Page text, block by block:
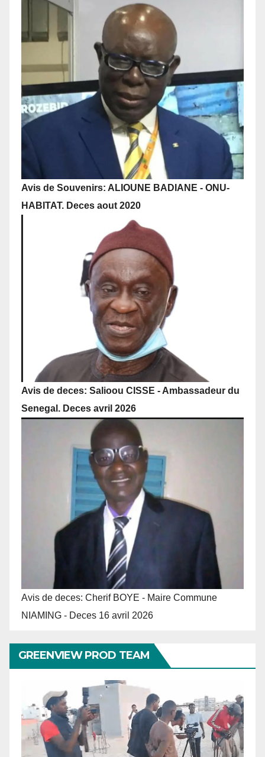
Avis de Souvenirs: ALIOUNE BADIANE - ONU-
HABITAT. Deces aout 2020
Avis de deces: Salioou CISSE - Ambassadeur du
Senegal. Deces avril 2026
Avis de deces: Cherif BOYE - Maire Commune
NIAMING - Deces 16 avril 2026
GREENVIEW PROD TEAM